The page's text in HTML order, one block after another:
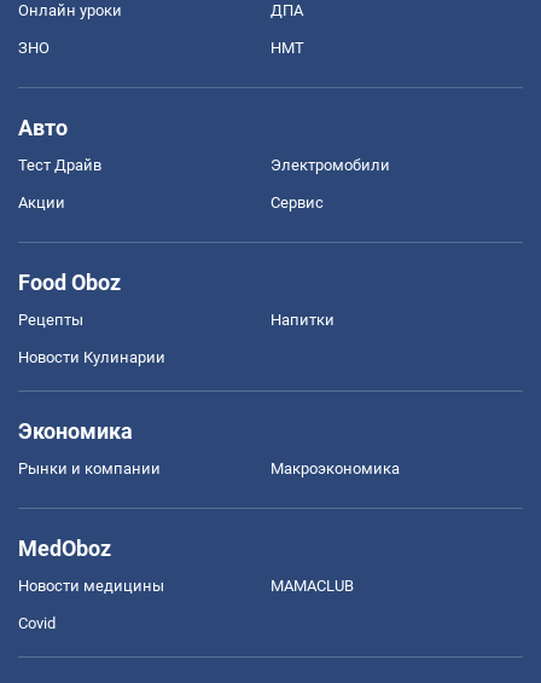
Онлайн уроки ДПА
ЗНО НМТ
Авто
Тест Драйв Электромобили
Акции Сервис
Food Oboz
Рецепты Напитки
Новости Кулинарии
Экономика
Рынки и компании Mакроэкономика
MedOboz
Новости медицины MAMACLUB
Covid